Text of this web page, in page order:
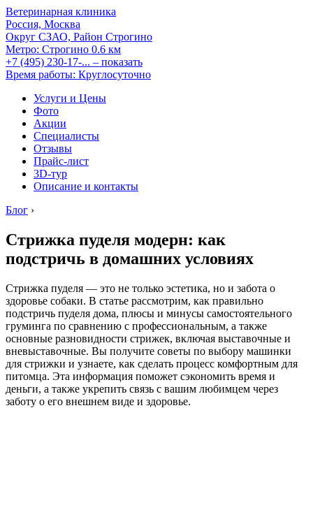
Ветеринарная клиника
Россия, Москва
Округ СЗАО, Район Строгино
Метро: Строгино 0.6 км
+7 (495) 230-17-... – показать
Время работы: Круглосуточно
Услуги и Цены
Фото
Акции
Специалисты
Отзывы
Прайс-лист
3D-тур
Описание и контакты
Блог ›
Стрижка пуделя модерн: как
подстричь в домашних условиях
Стрижка пуделя — это не только эстетика, но и забота о
здоровье собаки. В статье рассмотрим, как правильно
подстричь пуделя дома, плюсы и минусы самостоятельного
груминга по сравнению с профессиональным, а также
основные разновидности стрижек, включая выставочные и
вневыставочные. Вы получите советы по выбору машинки
для стрижки и узнаете, как сделать процесс комфортным для
питомца. Эта информация поможет сэкономить время и
деньги, а также укрепить связь с вашим любимцем через
заботу о его внешнем виде и здоровье.